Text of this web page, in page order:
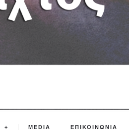
MEDIA ΕΠΙΚΟΙΝΩΝΙΑ